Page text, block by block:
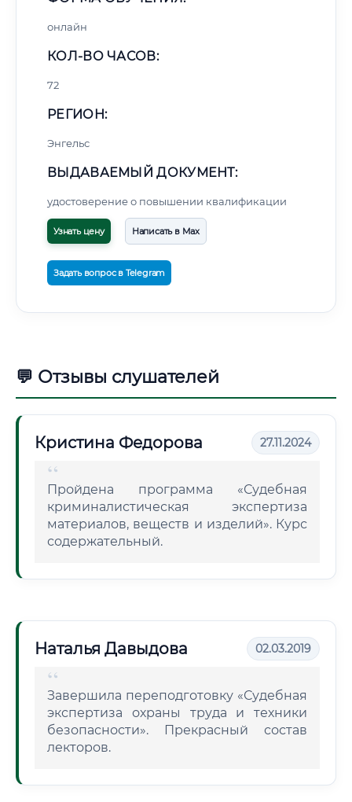
онлайн
КОЛ-ВО ЧАСОВ:
72
РЕГИОН:
Энгельс
ВЫДАВАЕМЫЙ ДОКУМЕНТ:
удостоверение о повышении квалификации
Узнать цену Написать в Max
Задать вопрос в Telegram
💬 Отзывы слушателей
Кристина Федорова 27.11.2024
Пройдена программа «Судебная
криминалистическая экспертиза
материалов, веществ и изделий». Курс
содержательный.
Наталья Давыдова 02.03.2019
Завершила переподготовку «Судебная
экспертиза охраны труда и техники
безопасности». Прекрасный состав
лекторов.